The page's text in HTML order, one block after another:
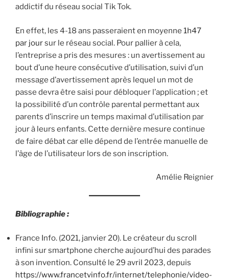
addictif du réseau social Tik Tok.
En effet, les 4-18 ans passeraient en moyenne 1h47
par joursur le réseau social. Pour pallier à cela,
l’entreprise a pris des mesures : un avertissement au
bout d’une heure consécutive d’utilisation, suivi d’un
message d’avertissement après lequel un mot de
passe devra être saisi pour débloquer l’application ; et
la possibilité d’un contrôle parental permettant aux
parents d’inscrire un temps maximal d’utilisation par
jour à leurs enfants. Cette dernière mesure continue
de faire débat car elle dépend de l’entrée manuelle de
l’âge de l’utilisateur lors de son inscription.
Amélie Reignier
Bibliographie :
France Info. (2021, janvier 20). Le créateur du scroll
infini sur smartphone cherche aujourd’hui des parades
à son invention. Consulté le 29 avril 2023, depuis
https://www.francetvinfo.fr/internet/telephonie/video-